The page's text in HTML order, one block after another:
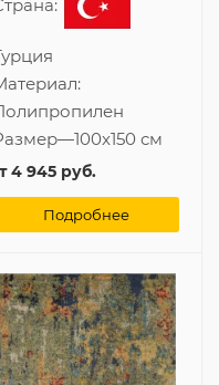
—100x150 см
4 945 руб.
Подробнее